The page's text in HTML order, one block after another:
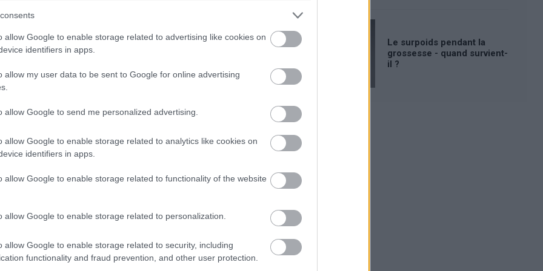
allow Google to enable storage related to advertising like cookies on
identifiers in apps.
allow my user data to be sent to Google for online advertising
allow Google to send me personalized advertising.
allow Google to enable storage related to analytics like cookies on
identifiers in apps.
allow Google to enable storage related to functionality of the website
allow Google to enable storage related to personalization.
allow Google to enable storage related to security, including
functionality and fraud prevention, and other user protection.
des statistiques, les
total de grossesses en Pologne s'élevait à
prise de conscience croissante des difficultés de
Invariablement, le nombre de
à l'âge. Une explication logique peut
études montrent que les
.
Le surpoids pendant la
grossesse - quand survient-
il ?
Publicité: